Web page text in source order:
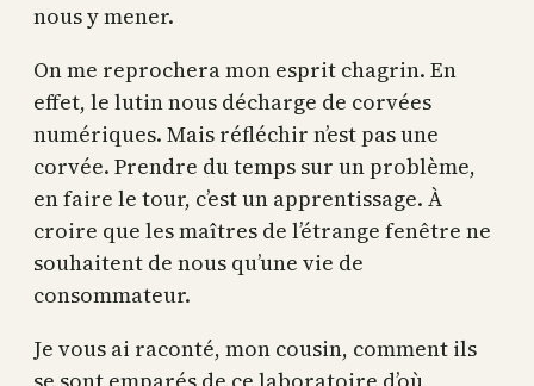
nous y mener.
On me reprochera mon esprit chagrin. En
effet, le lutin nous décharge de corvées
numériques. Mais réfléchir n’est pas une
corvée. Prendre du temps sur un problème,
en faire le tour, c’est un apprentissage. À
croire que les maîtres de l’étrange fenêtre ne
souhaitent de nous qu’une vie de
consommateur.
Je vous ai raconté, mon cousin, comment ils